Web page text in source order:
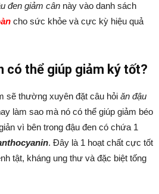
đen giảm cân này vào danh sách
cho sức khỏe và cực kỳ hiệu quả
có thể giúp giảm ký tốt?
sẽ thường xuyên đặt câu hỏi ăn đậu
làm sao mà nó có thể giúp giảm béo
vì bên trong đậu đen có chứa 1
. Đây là 1 hoạt chất cực tốt
tật, kháng ung thư và đặc biệt tống